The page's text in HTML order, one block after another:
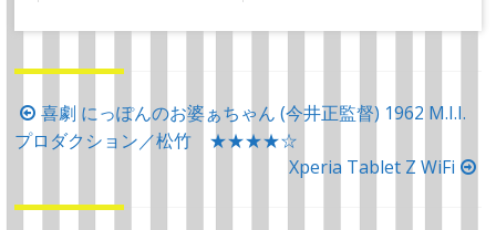
投
稿
ビ
喜劇 にっぽんのお婆ぁちゃん (今井正監督) 1962 M.I.I.
プロダクション／松竹 ★★★★☆
Xperia Tablet Z WiFi